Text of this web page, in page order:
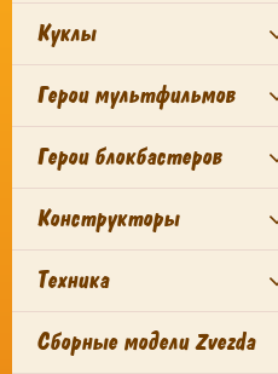
Куклы
Герои мультфильмов
Герои блокбастеров
Конструкторы
Техника
Сборные модели Zvezda